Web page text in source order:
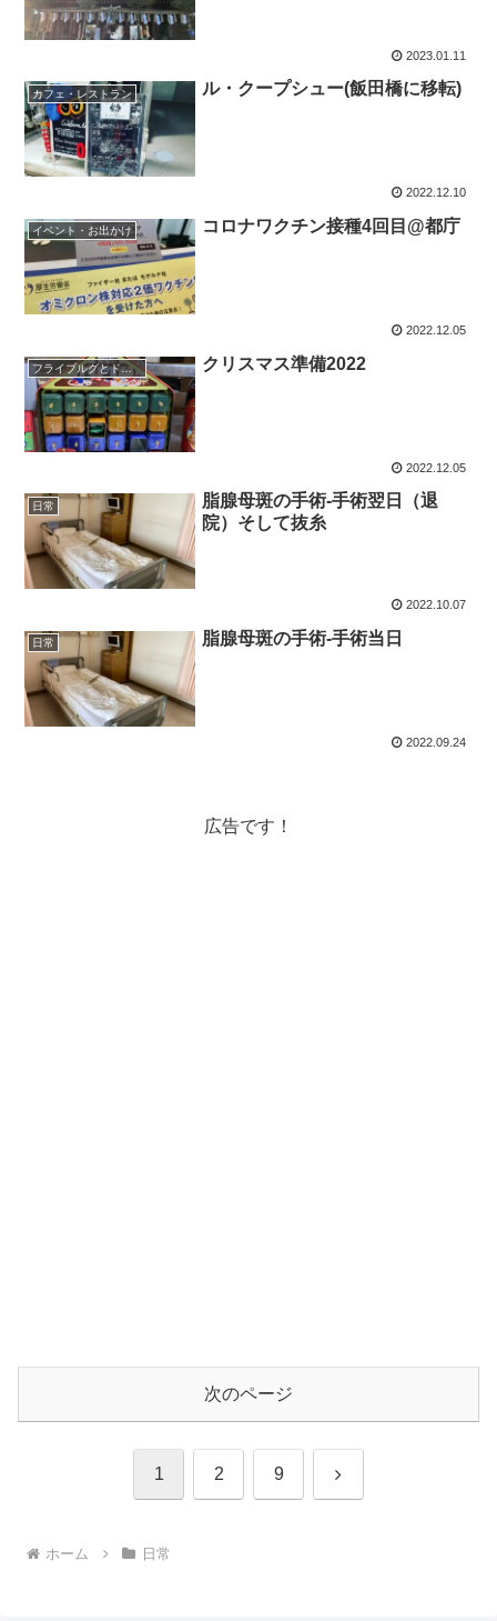
2023.01.11
カフェ・レストラン ル・クープシュー(飯田橋に移転)
2022.12.10
イベント・お出かけ コロナワクチン接種4回目@都庁
2022.12.05
フライブルグとドイツグルメ クリスマス準備2022
2022.12.05
日常
脂腺母斑の手術-手術翌日（退
院）そして抜糸
2022.10.07
日常 脂腺母斑の手術-手術当日
2022.09.24
広告です！
次のページ
1 2 9 次
ホーム 日常